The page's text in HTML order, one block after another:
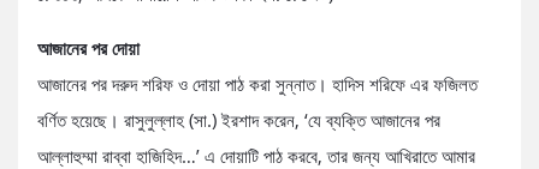
আজানের পর দোয়া
আজানের পর দরুদ শরিফ ও দোয়া পাঠ করা সুন্নাত। হাদিস শরিফে এর ফজিলত
বর্ণিত হয়েছে। রাসুলুল্লাহ (সা.) ইরশাদ করেন, ‘যে ব্যক্তি আজানের পর
আল্লাহুম্মা রাব্বা হাজিহিদ…’ এ দোয়াটি পাঠ করবে, তার জন্য আখিরাতে আমার